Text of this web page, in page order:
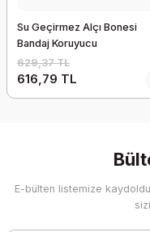
Su Geçirmez Alçı Bonesi
Bandaj Koruyucu
629,37 TL
616,79 TL
E-bülten listemize